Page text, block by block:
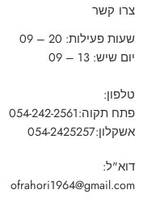
צרו קשר
שעות פעילות: 20 – 09
יום שיש: 13 – 09
טלפון:
פתח תקוה:054-242-2561
אשקלון:054-2425257
דוא"ל:
ofrahori1964@gmail.com